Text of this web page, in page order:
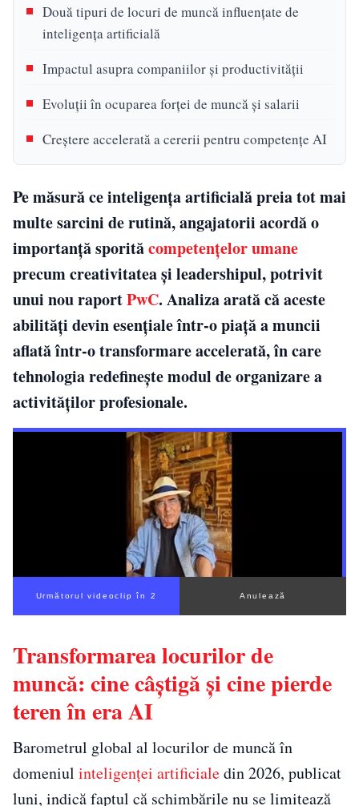
Două tipuri de locuri de muncă influențate de
inteligența artificială
Impactul asupra companiilor și productivității
Evoluții în ocuparea forței de muncă și salarii
Creștere accelerată a cererii pentru competențe AI
Pe măsură ce inteligența artificială preia tot mai
multe sarcini de rutină, angajatorii acordă o
importanță sporităcompetențelor umane
precum creativitatea și leadershipul, potrivit
unui nou raportPwC. Analiza arată că aceste
abilități devin esențiale într-o piață a muncii
aflată într-o transformare accelerată, în care
tehnologia redefinește modul de organizare a
activităților profesionale.
Următorul videoclip în 1 Anulează
Transformarea locurilor de
muncă: cine câștigă și cine pierde
teren în era AI
Barometrul global al locurilor de muncă în
domeniul inteligenței artificialedin 2026, publicat
luni, indică faptul că schimbările nu se limitează